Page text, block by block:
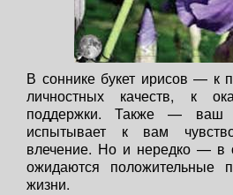
В соннике букет ирисов — к
личностных качеств, к
поддержки. Также — ваш
испытывает к вам
влечение. Но и нередко — в
ожидаются положительные
жизни.